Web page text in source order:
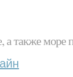
а также